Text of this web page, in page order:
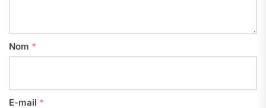
Nom *
E-mail *